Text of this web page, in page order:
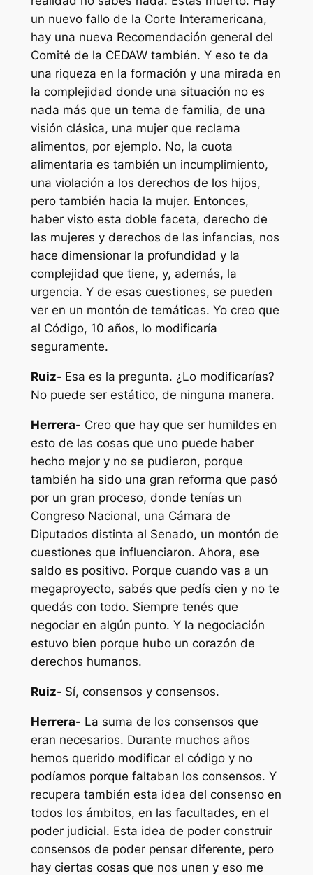
un nuevo fallo de la Corte Interamericana,
hay una nueva Recomendación general del
Comité de la CEDAW también. Y eso te da
una riqueza en la formación y una mirada en
la complejidad donde una situación no es
nada más que un tema de familia, de una
visión clásica, una mujer que reclama
alimentos, por ejemplo. No, la cuota
alimentaria es también un incumplimiento,
una violación a los derechos de los hijos,
pero también hacia la mujer. Entonces,
haber visto esta doble faceta, derecho de
las mujeres y derechos de las infancias, nos
hace dimensionar la profundidad y la
complejidad que tiene, y, además, la
urgencia. Y de esas cuestiones, se pueden
ver en un montón de temáticas. Yo creo que
al Código, 10 años, lo modificaría
seguramente.
Ruiz- Esa es la pregunta. ¿Lo modificarías?
No puede ser estático, de ninguna manera.
Herrera- Creo que hay que ser humildes en
esto de las cosas que uno puede haber
hecho mejor y no se pudieron, porque
también ha sido una gran reforma que pasó
por un gran proceso, donde tenías un
Congreso Nacional, una Cámara de
Diputados distinta al Senado, un montón de
cuestiones que influenciaron. Ahora, ese
saldo es positivo. Porque cuando vas a un
megaproyecto, sabés que pedís cien y no te
quedás con todo. Siempre tenés que
negociar en algún punto. Y la negociación
estuvo bien porque hubo un corazón de
derechos humanos.
Ruiz- Sí, consensos y consensos.
Herrera- La suma de los consensos que
eran necesarios. Durante muchos años
hemos querido modificar el código y no
podíamos porque faltaban los consensos. Y
recupera también esta idea del consenso en
todos los ámbitos, en las facultades, en el
poder judicial. Esta idea de poder construir
consensos de poder pensar diferente, pero
hay ciertas cosas que nos unen y eso me